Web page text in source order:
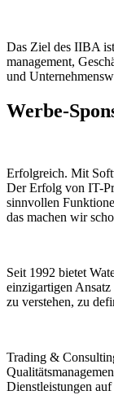
Das Ziel des IIBA
management,
und
Werbe-
Erfolgreich. Mit
Der Erfolg von IT-
sinnvollen
das machen wir
Seit 1992 bietet
einzigartigen
zu verstehen, zu
Trading &
Dienstleistungen